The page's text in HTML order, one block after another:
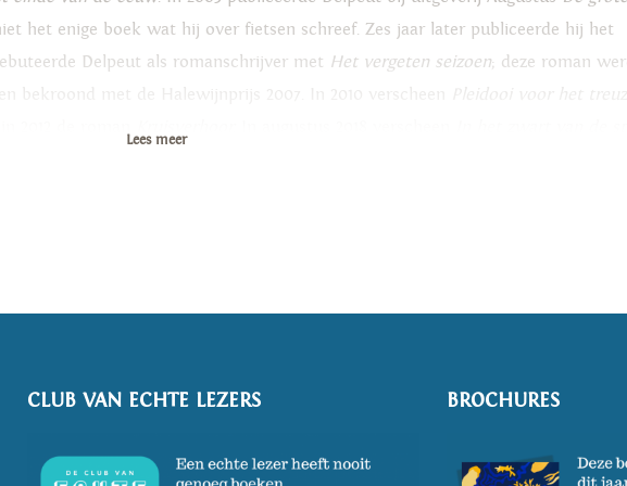
het enige boek wat hij over fietsen schreef. Zes jaar later publiceerde hij het
Delpeut als romanschrijver met Het vergeten seizoen; deze roman
Lees meer
CLUB VAN ECHTE LEZERS BROCHURES